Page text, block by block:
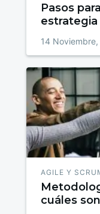
Pasos
14
AGILE Y
cuáles